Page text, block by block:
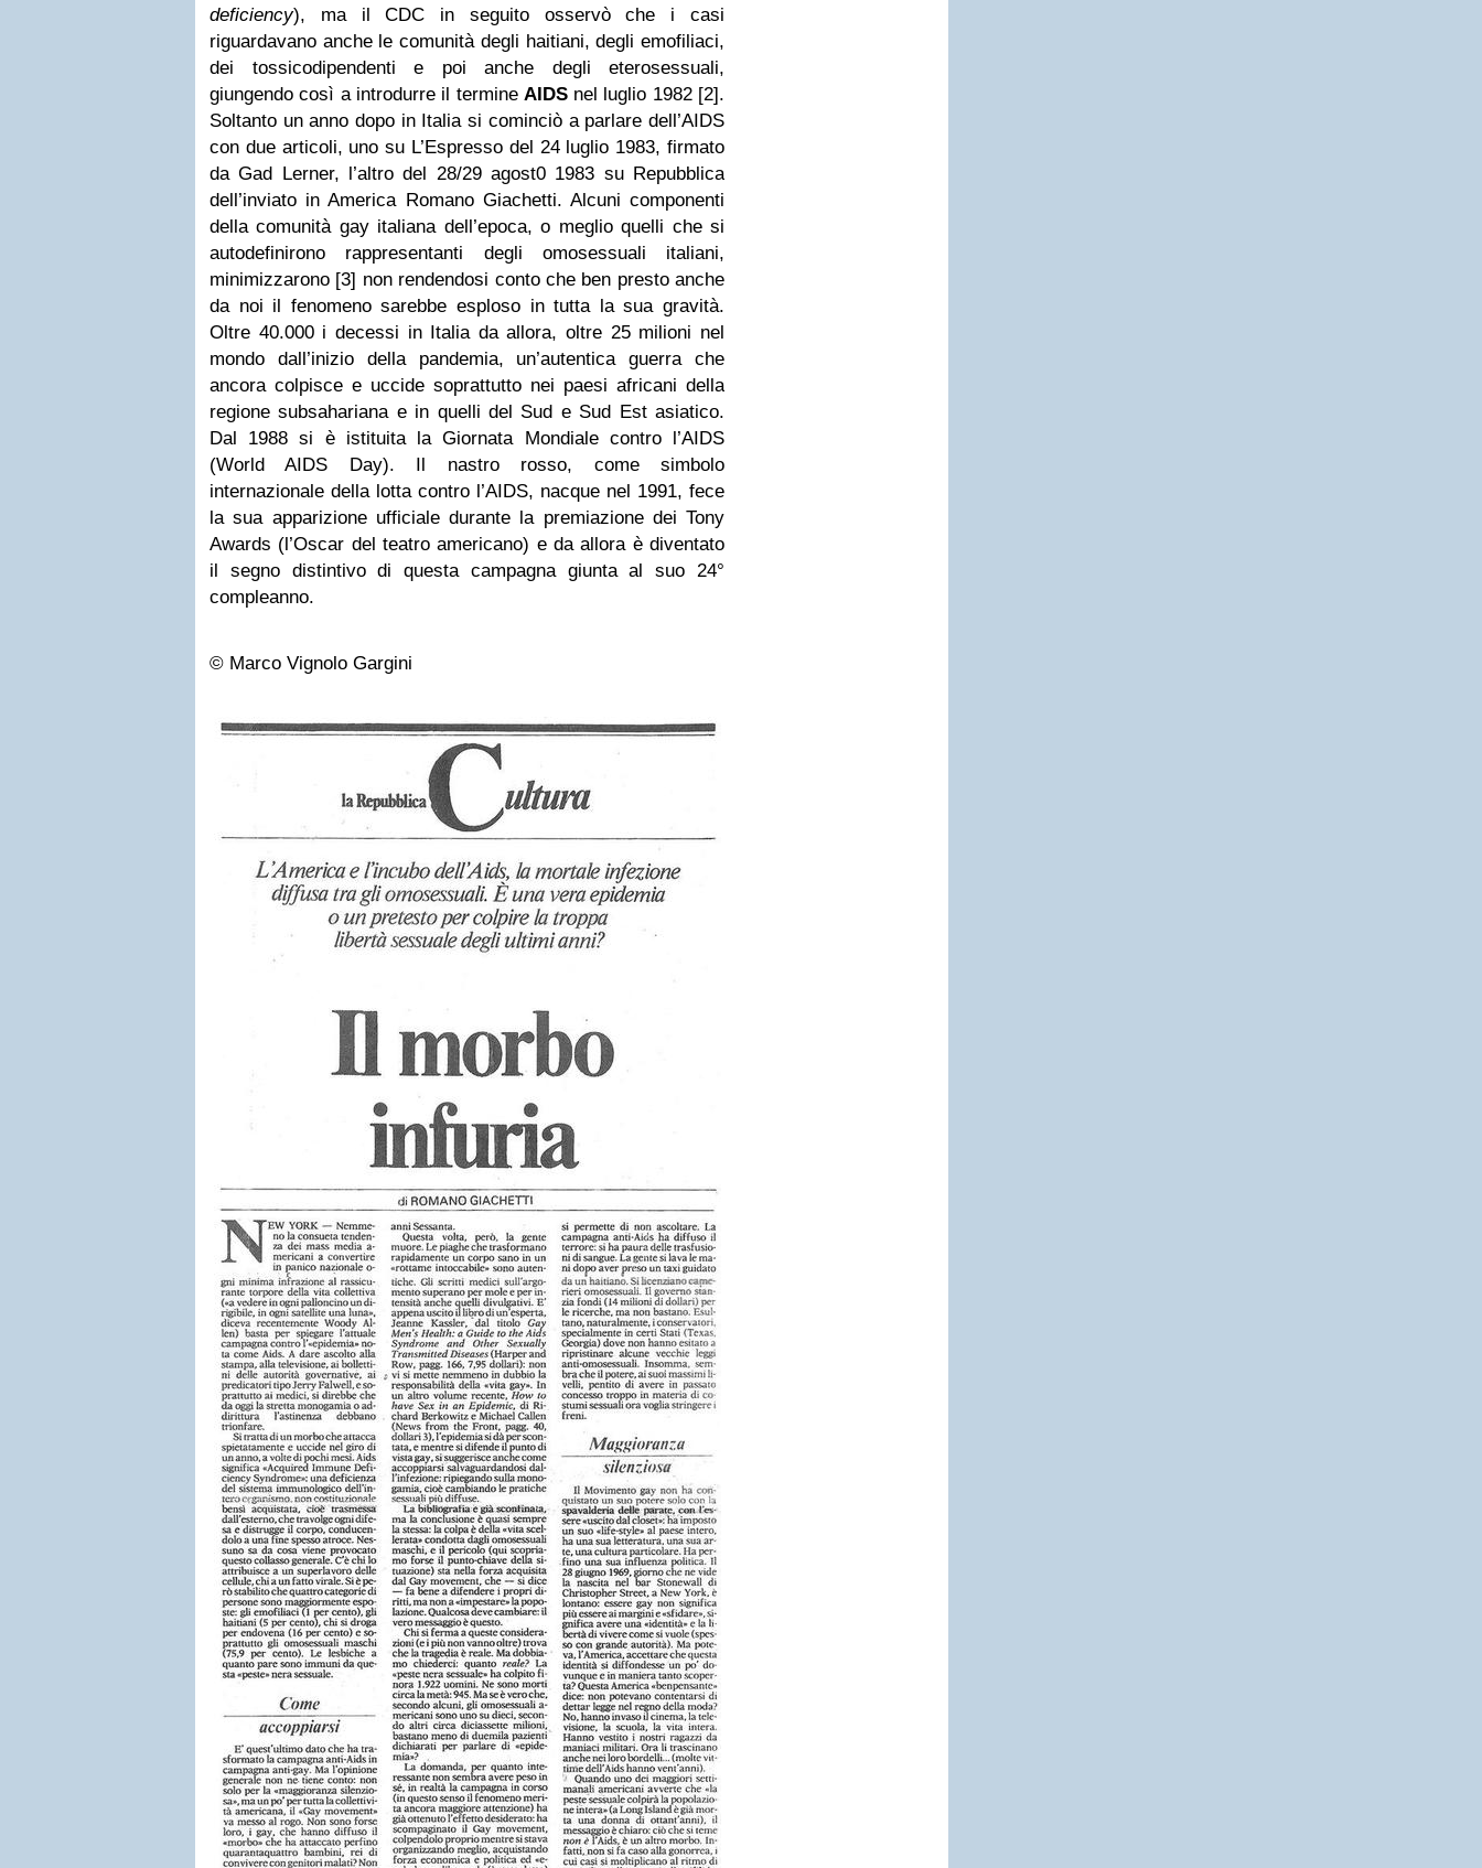
deficiency), ma il CDC in seguito osservò che i casi
riguardavano anche le comunità degli haitiani, degli emofiliaci,
dei tossicodipendenti e poi anche degli eterosessuali,
giungendo così a introdurre il termine AIDSnel luglio 1982 [2].
Soltanto un anno dopo in Italia si cominciò a parlare dell’AIDS
con due articoli, uno su L’Espresso del 24 luglio 1983, firmato
da Gad Lerner, l’altro del 28/29 agost0 1983 su Repubblica
dell’inviato in America Romano Giachetti. Alcuni componenti
della comunità gay italiana dell’epoca, o meglio quelli che si
autodefinirono rappresentanti degli omosessuali italiani,
minimizzarono [3] non rendendosi conto che ben presto anche
da noi il fenomeno sarebbe esploso in tutta la sua gravità.
Oltre 40.000 i decessi in Italia da allora, oltre 25 milioni nel
mondo dall’inizio della pandemia, un’autentica guerra che
ancora colpisce e uccide soprattutto nei paesi africani della
regione subsahariana e in quelli del Sud e Sud Est asiatico.
Dal 1988 si è istituita la Giornata Mondiale contro l’AIDS
(World AIDS Day). Il nastro rosso, come simbolo
internazionale della lotta contro l’AIDS, nacque nel 1991, fece
la sua apparizione ufficiale durante la premiazione dei Tony
Awards (l’Oscar del teatro americano) e da allora è diventato
il segno distintivo di questa campagna giunta al suo 24°
compleanno.
© Marco Vignolo Gargini